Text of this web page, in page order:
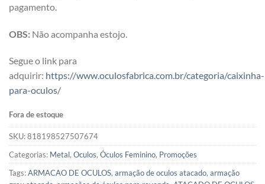
pagamento.
OBS: Não acompanha estojo.
Segue o link para
adquirir: https://www.oculosfabrica.com.br/categoria/caixinha-
para-oculos/
Fora de estoque
SKU:818198527507674
Categorias: Metal, Oculos, Óculos Feminino, Promoções
Tags:ARMACAO DE OCULOS, armação de oculos atacado, armação